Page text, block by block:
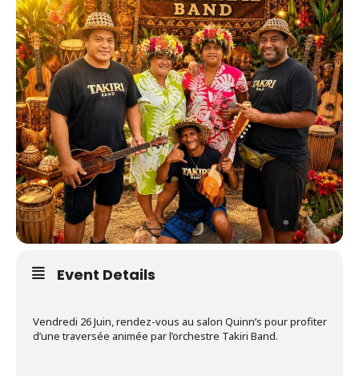
Event Details
Vendredi 26 Juin, rendez-vous au salon Quinn’s pour profiter
d’une traversée animée par l’orchestre Takiri Band.